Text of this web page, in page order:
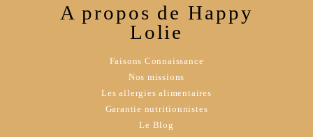
A propos de Happy
Lolie
Faisons Connaissance
Nos missions
Les allergies alimentaires
Garantie nutritionnistes
Le Blog